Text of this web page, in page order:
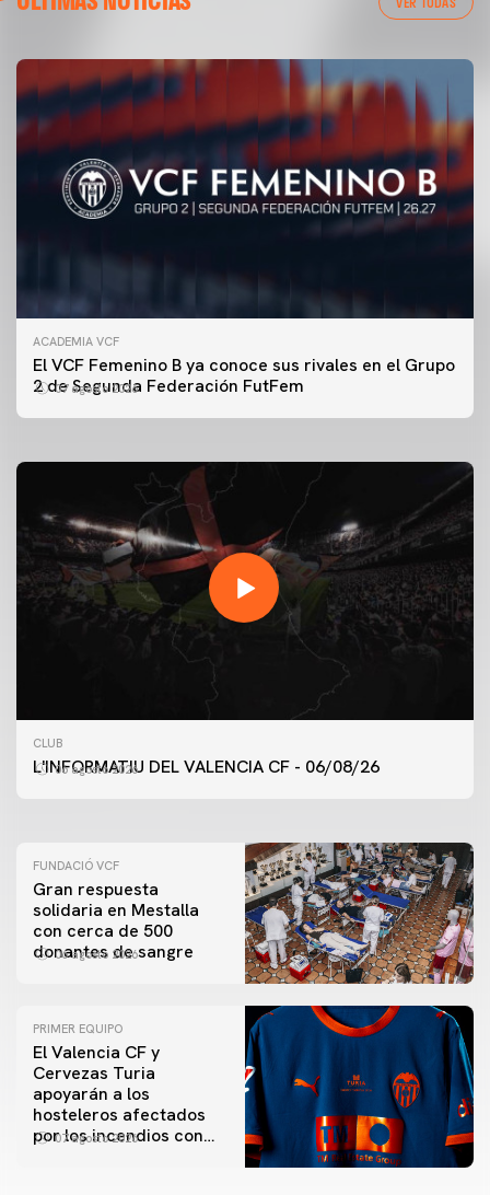
ACADEMIA VCF
El VCF Femenino B ya conoce sus rivales en el Grupo
2 de Segunda Federación FutFem
07 agosto 2026
PRIMER EQUIPO
ENTRENAMIENTO DEL VALENCIA CF 7/8/2026
CLUB
L'INFORMATIU DEL VALENCIA CF - 06/08/26
06 agosto 2026
PRIMER EQUIPO
ENTRENAMIENTO DEL VALENCIA CF 6/8/2026
FUNDACIÓ VCF
Gran respuesta
solidaria en Mestalla
con cerca de 500
donantes de sangre
06 agosto 2026
PRIMER EQUIPO
El Valencia CF y
Cervezas Turia
apoyarán a los
hosteleros afectados
por los incendios con
07 agosto 2026